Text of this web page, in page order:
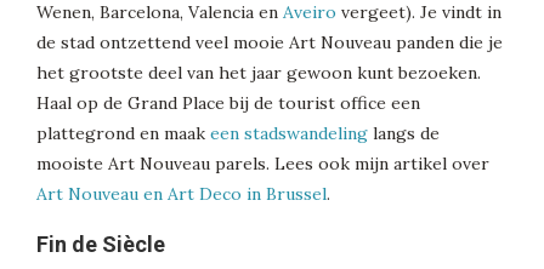
Wenen, Barcelona, Valencia en Aveiro vergeet). Je vindt in
de stad ontzettend veel mooie Art Nouveau panden die je
het grootste deel van het jaar gewoon kunt bezoeken.
Haal op de Grand Place bij de tourist office een
plattegrond en maak een stadswandeling langs de
mooiste Art Nouveau parels. Lees ook mijn artikel over
Art Nouveau en Art Deco in Brussel.
Fin de Siècle